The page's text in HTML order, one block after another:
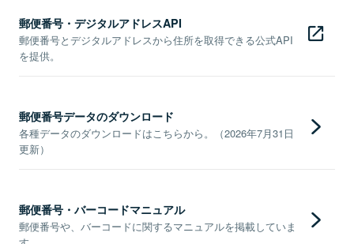
郵便番号・デジタルアドレスAPI
郵便番号とデジタルアドレスから住所を取得できる公式API
を提供。
郵便番号データのダウンロード
各種データのダウンロードはこちらから。（2026年7月31日
更新）
郵便番号・バーコードマニュアル
郵便番号や、バーコードに関するマニュアルを掲載していま